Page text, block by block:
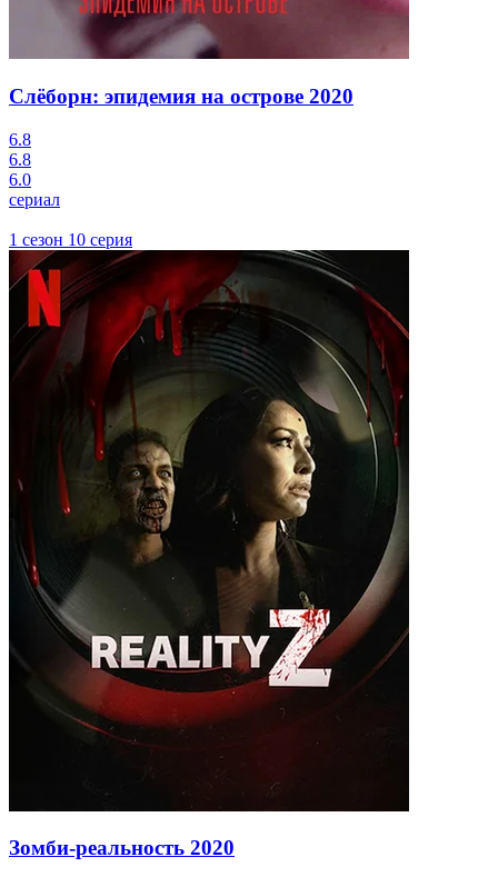
Слёборн: эпидемия на острове 2020
6.8
6.8
6.0
сериал
1 сезон 10 серия
Зомби-реальность 2020